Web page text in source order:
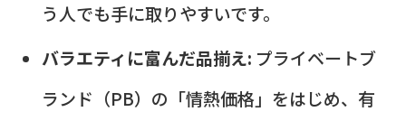
う人でも手に取りやすいです。
バラエティに富んだ品揃え: プライベートブ
ランド（PB）の「情熱価格」をはじめ、有